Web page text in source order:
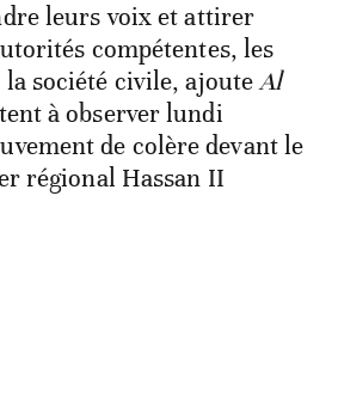
leurs voix et attirer
compétentes, les
la société civile, ajouteAl
à observer lundi
de colère devant le
régional Hassan II